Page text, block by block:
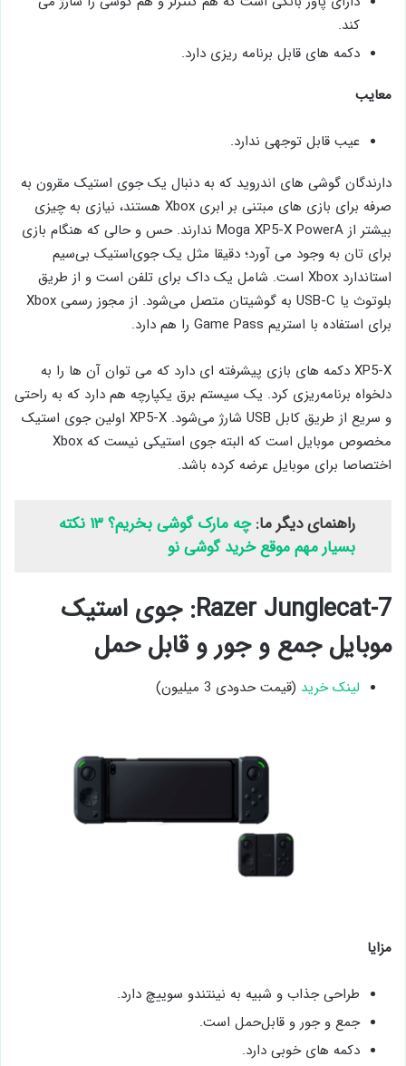
‌کند.
دکمه‌ های قابل برنامه‌ ریزی دارد.
معایب
عیب قابل توجهی ندارد.
دارندگان گوشی های اندروید که به دنبال یک جوی ‌استیک مقرون به
صرفه برای بازی‌ های مبتنی بر ابری Xbox هستند، نیازی به چیزی
بیشتر از Moga XP5-X PowerA ندارند. حس و حالی که هنگام بازی
برای تان به وجود می ‌آورد؛ دقیقا مثل یک جوی‌استیک بی‌سیم
استاندارد Xbox است. شامل یک داک برای تلفن است و از طریق
بلوتوث یا USB-C به گوشیتان متصل می‌شود. از مجوز رسمی Xbox
برای استفاده با استریم Game Pass را هم دارد.
XP5-X دکمه ‌های بازی پیشرفته ‌ای دارد که می ‌توان آن‌ ها را به
دلخواه برنامه‌ریزی کرد. یک سیستم برق یکپارچه هم دارد که به راحتی
و سریع از طریق کابل USB شارژ می‌شود. XP5-X اولین جوی ‌استیک
اختصاصا برای موبایل عرضه کرده باشد.
راهنمای دیگر ما:
چه مارک گوشی بخریم؟ ۱۳ نکته
بسیار مهم موقع خرید گوشی نو
7-Razer Junglecat: جوی ‌استیک
موبایل جمع و جور و قابل‌ حمل
لینک خرید (قیمت حدودی 3 میلیون)
مزایا
طراحی جذاب و شبیه به نینتندو سوییچ دارد.
جمع و جور و قابل‌حمل است.
دکمه ‌های خوبی دارد.